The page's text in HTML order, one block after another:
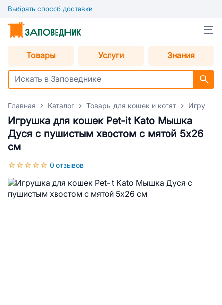
Выбрать способ доставки
Товары Услуги Знания
Главная Каталог Товары для кошек и котят Игрушки
Игрушка для кошек Pet-it Kato Мышка
Дуся с пушистым хвостом с мятой 5x26
см
0 отзывов